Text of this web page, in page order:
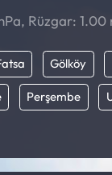
Rüzgar: 1.00
Gölköy
Perşembe